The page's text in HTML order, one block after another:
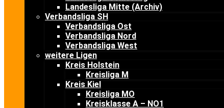
Landesliga Mitte (Archiv)
Verbandsliga SH
Verbandsliga Ost
Verbandsliga Nord
Verbandsliga West
weitere Ligen
Kreis Holstein
Kreisliga M
Kreis Kiel
Kreisliga MO
Kreisklasse A – NO1